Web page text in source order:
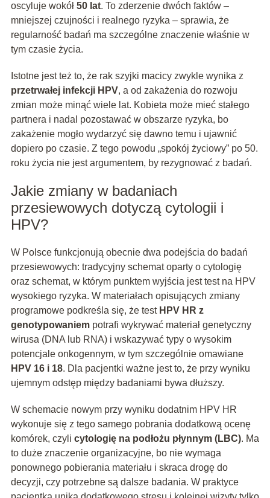
oscyluje wokół 50 lat. To zderzenie dwóch faktów –
mniejszej czujności i realnego ryzyka – sprawia, że
regularność badań ma szczególne znaczenie właśnie w
tym czasie życia.
Istotne jest też to, że rak szyjki macicy zwykle wynika z
przetrwałej infekcji HPV, a od zakażenia do rozwoju
zmian może minąć wiele lat. Kobieta może mieć stałego
partnera i nadal pozostawać w obszarze ryzyka, bo
zakażenie mogło wydarzyć się dawno temu i ujawnić
dopiero po czasie. Z tego powodu „spokój życiowy” po 50.
roku życia nie jest argumentem, by rezygnować z badań.
Jakie zmiany w badaniach
przesiewowych dotyczą cytologii i
HPV?
W Polsce funkcjonują obecnie dwa podejścia do badań
przesiewowych: tradycyjny schemat oparty o cytologię
oraz schemat, w którym punktem wyjścia jest test na HPV
wysokiego ryzyka. W materiałach opisujących zmiany
programowe podkreśla się, że test HPV HR z
genotypowaniempotrafi wykrywać materiał genetyczny
wirusa (DNA lub RNA) i wskazywać typy o wysokim
potencjale onkogennym, w tym szczególnie omawiane
HPV 16 i 18. Dla pacjentki ważne jest to, że przy wyniku
ujemnym odstęp między badaniami bywa dłuższy.
W schemacie nowym przy wyniku dodatnim HPV HR
wykonuje się z tego samego pobrania dodatkową ocenę
komórek, czyli cytologię na podłożu płynnym (LBC). Ma
to duże znaczenie organizacyjne, bo nie wymaga
ponownego pobierania materiału i skraca drogę do
decyzji, czy potrzebne są dalsze badania. W praktyce